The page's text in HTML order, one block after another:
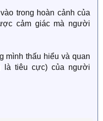
the end.
feel like giving up.
ta muốn buông xuôi.
there is always hope
trong hoàn cảnh của
cảm giác mà người
mình thấu hiểu và quan
là tiêu cực) của người